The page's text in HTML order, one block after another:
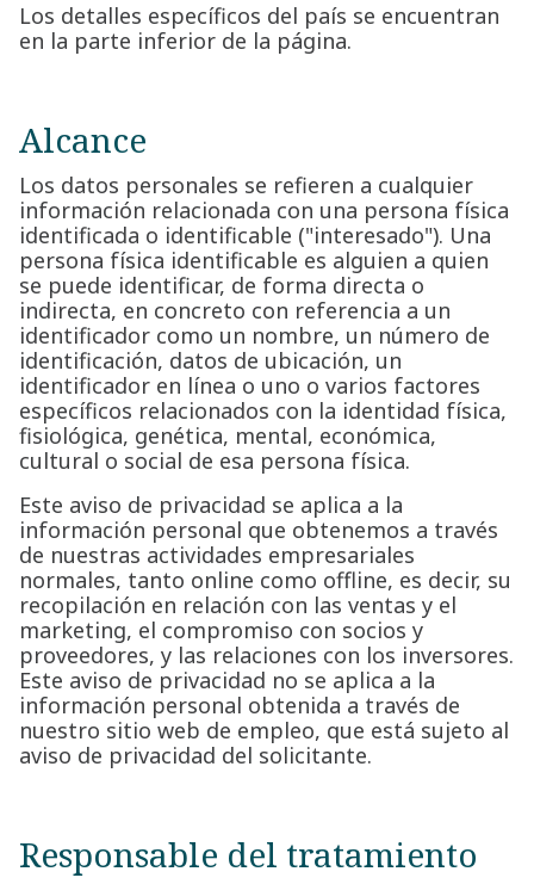
Los detalles específicos del país se encuentran
en la parte inferior de la página.
Alcance
Los datos personales se refieren a cualquier
información relacionada con una persona física
identificada o identificable ("interesado"). Una
persona física identificable es alguien a quien
se puede identificar, de forma directa o
indirecta, en concreto con referencia a un
identificador como un nombre, un número de
identificación, datos de ubicación, un
identificador en línea o uno o varios factores
específicos relacionados con la identidad física,
fisiológica, genética, mental, económica,
cultural o social de esa persona física.
Este aviso de privacidad se aplica a la
información personal que obtenemos a través
de nuestras actividades empresariales
normales, tanto online como offline, es decir, su
recopilación en relación con las ventas y el
marketing, el compromiso con socios y
proveedores, y las relaciones con los inversores.
Este aviso de privacidad no se aplica a la
información personal obtenida a través de
nuestro sitio web de empleo, que está sujeto al
aviso de privacidad del solicitante.
Responsable del tratamiento